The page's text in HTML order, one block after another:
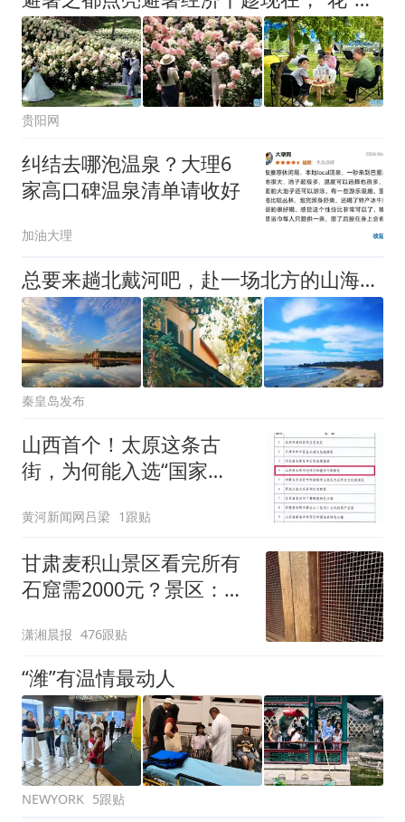
贵阳网
纠结去哪泡温泉？大理6
家高口碑温泉清单请收好
加油大理
总要来趟北戴河吧，赴一场北方的山海浪漫
秦皇岛发布
山西首个！太原这条古
街，为何能入选“国家
黄河新闻网吕梁 1跟贴
甘肃麦积山景区看完所有
石窟需2000元？景区：部
可按需买
潇湘晨报 476跟贴
“潍”有温情最动人
NEWYORK 5跟贴